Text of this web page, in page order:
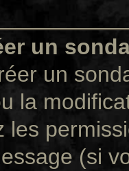
un
un
la
les
(si